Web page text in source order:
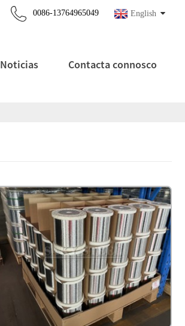
English
0086-13764965049
Noticias Contacta connosco